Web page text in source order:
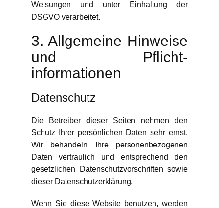
Weisungen und unter Einhaltung der
DSGVO verarbeitet.
3. Allgemeine Hinweise
und Pflicht­
informationen
Datenschutz
Die Betreiber dieser Seiten nehmen den
Schutz Ihrer persönlichen Daten sehr ernst.
Wir behandeln Ihre personenbezogenen
Daten vertraulich und entsprechend den
gesetzlichen Datenschutzvorschriften sowie
dieser Datenschutzerklärung.
Wenn Sie diese Website benutzen, werden